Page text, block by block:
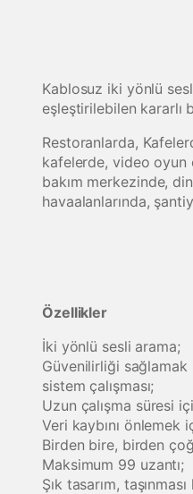
Kablosuz iki yönlü
eşleştirilebilen kararlı
Restoranlarda,
kafelerde, video oyun
bakım merkezinde,
havaalanlarında,
Özellikler
İki yönlü sesli arama;
Güvenilirliği
sistem çalışması;
Uzun çalışma süresi
Veri kaybını önlemek
Birden bire, birden
Maksimum 99 uzantı;
Şık tasarım,